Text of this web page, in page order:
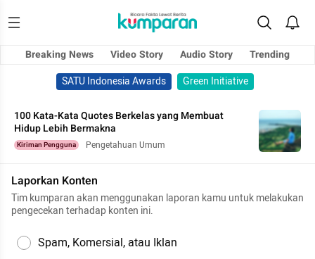
Breaking News Video Story Audio Story
Trending
SATU Indonesia Awards
Green Initiative
100 Kata-Kata Quotes Berkelas yang Membuat
Hidup Lebih Bermakna
Kiriman Pengguna Pengetahuan Umum
Laporkan Konten
Tim kumparan akan menggunakan laporan kamu untuk melakukan
pengecekan terhadap konten ini.
Spam, Komersial, atau Iklan